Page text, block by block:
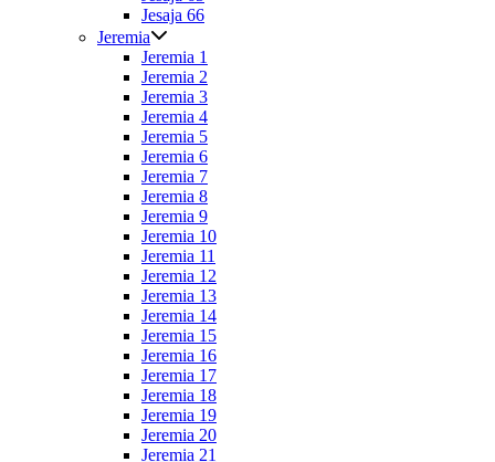
Jesaja 66
Jeremia
Jeremia 1
Jeremia 2
Jeremia 3
Jeremia 4
Jeremia 5
Jeremia 6
Jeremia 7
Jeremia 8
Jeremia 9
Jeremia 10
Jeremia 11
Jeremia 12
Jeremia 13
Jeremia 14
Jeremia 15
Jeremia 16
Jeremia 17
Jeremia 18
Jeremia 19
Jeremia 20
Jeremia 21